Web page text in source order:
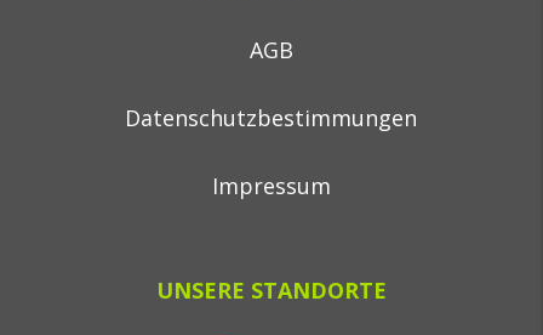
AGB
Datenschutzbestimmungen
Impressum
UNSERE STANDORTE